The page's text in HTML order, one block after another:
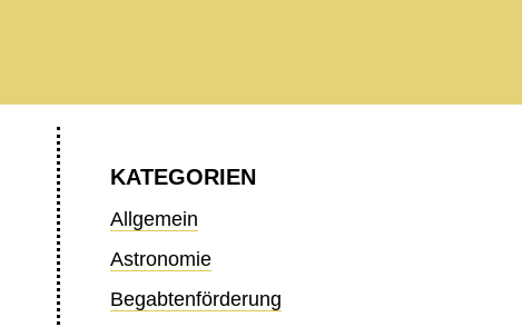
KATEGORIEN
Allgemein
Astronomie
Begabtenförderung